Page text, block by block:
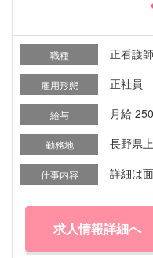
職種 正看護師
雇用形態 正社員
給与 月給
勤務地 長野県
仕事内容 詳細は
求人情報詳細へ